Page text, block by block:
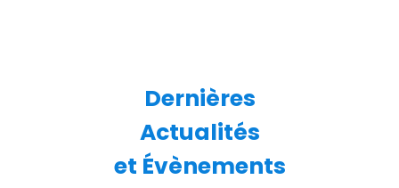
Dernières
Actualités
et Évènements